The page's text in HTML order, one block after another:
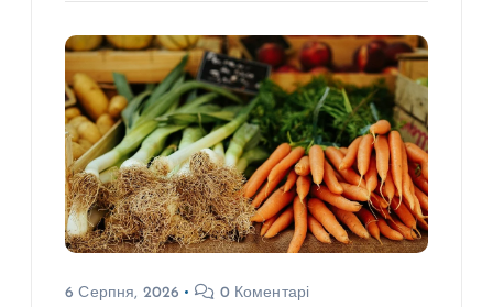
6 Серпня, 2026 0 Коментарі